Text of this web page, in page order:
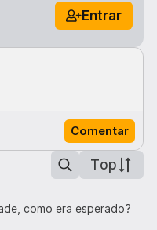
Entrar
Comentar
Top
como era esperado?